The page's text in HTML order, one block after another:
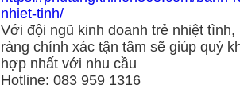
nhiet-tinh/
Với đội ngũ kinh doanh trẻ nhiệt
ràng chính xác tận tâm sẽ giúp quý
hợp nhất với nhu cầu
Hotline: 083 959 1316